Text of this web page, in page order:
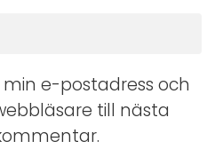
e-postadress och
till nästa